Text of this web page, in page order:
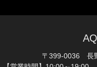
〒399-0036 長